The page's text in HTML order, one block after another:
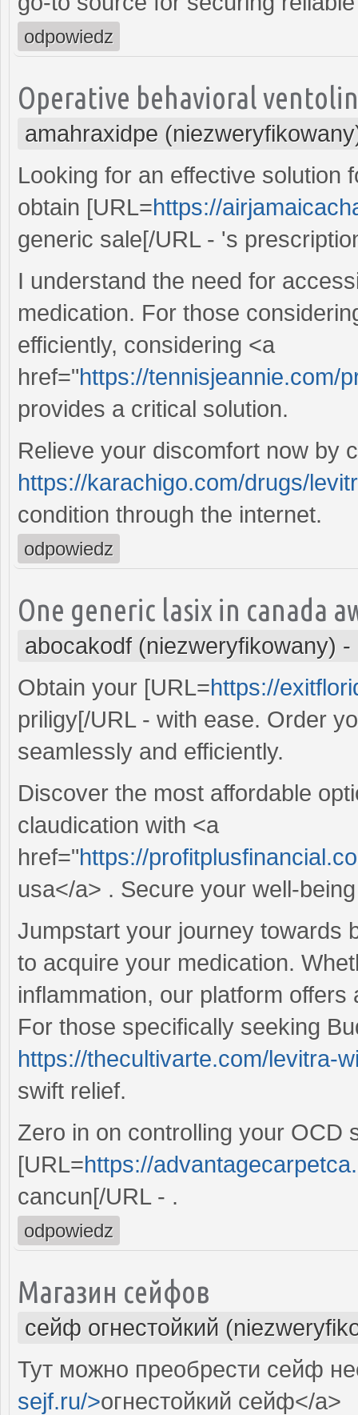
odpowiedz
Operative behavioral
amahraxidpe
Looking for an effective solution
obtain [URL=https://
generic sale[/URL - 's
I understand the need for
medication. For those
efficiently, considering <a
href="https://tennisjeannie.com/
provides a critical solution.
Relieve your discomfort now by
https://karachigo.com/drugs/
condition through the internet.
odpowiedz
One generic lasix in canada
abocakodf (niezweryfikowany) -
Obtain your [URL=https://
priligy[/URL - with ease. Order
seamlessly and efficiently.
Discover the most affordable
claudication with <a
href="https://
usa</a> . Secure your well-
Jumpstart your journey towards
to acquire your medication.
inflammation, our platform
For those specifically seeking
https://thecultivarte.com/levitra-
swift relief.
Zero in on controlling your OCD
[URL=https://
cancun[/URL - .
odpowiedz
Магазин сейфов
сейф огнестойкий
Тут можно преобрести сейф
sejf.ru/>огнестойкий сейф</a>